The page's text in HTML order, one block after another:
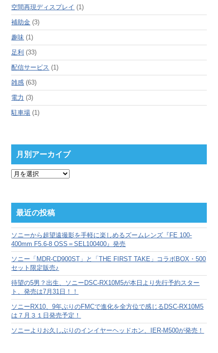
空間再現ディスプレイ (1)
補助金 (3)
趣味 (1)
足利 (33)
配信サービス (1)
雑感 (63)
電力 (3)
駐車場 (1)
月別アーカイブ
月
カ
ブ
最近の投稿
ソニーから超望遠撮影を手軽に楽しめるズームレンズ『FE 100-
400mm F5.6-8 OSS＝SEL100400』発売
ソニー「MDR-CD900ST」と「THE FIRST TAKE」コラボBOX・500
セット限定販売♪
待望の5男？出生、ソニーDSC-RX10M5が本日より先行予約スター
ト、発売は7月31日！！
ソニーRX10、9年ぶりのFMCで進化を全方位で感じるDSC-RX10M5
は７月３１日発売予定！
ソニーよりお久しぶりのインイヤーヘッドホン、IER-M500が発売！